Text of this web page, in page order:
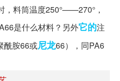
料筒温度250°——270°，
是什么材料？另外它的注
酰胺66或尼龙66），同PA6